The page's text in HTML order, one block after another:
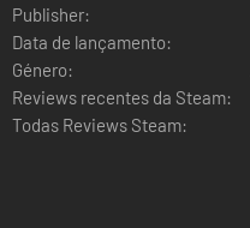
Publisher:
Data de lançamento:
Género:
Reviews recentes da Steam:
Todas Reviews Steam: